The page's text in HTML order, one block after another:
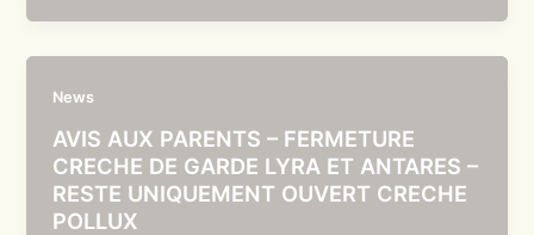
News
AVIS AUX PARENTS – FERMETURE
CRECHE DE GARDE LYRA ET ANTARES –
RESTE UNIQUEMENT OUVERT CRECHE
POLLUX